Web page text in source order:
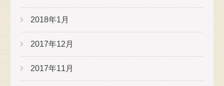
2018年1月
2017年12月
2017年11月